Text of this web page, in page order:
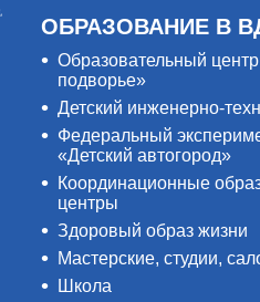
ОБРАЗОВАНИЕ В
Образовательный
подворье»
Детский инженерно-
Федеральный
«Детский автогород»
Координационные
центры
Здоровый образ жизни
Мастерские, студии,
Школа